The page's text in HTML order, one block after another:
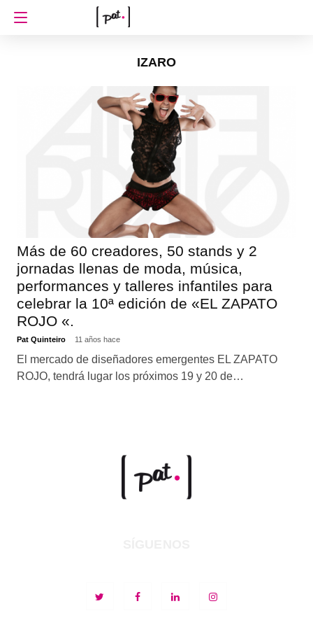
IZARO
Más de 60 creadores, 50 stands y 2
jornadas llenas de moda, música,
performances y talleres infantiles para
celebrar la 10ª edición de «EL ZAPATO
ROJO «.
Pat Quinteiro 11 años hace
El mercado de diseñadores emergentes EL ZAPATO
ROJO, tendrá lugar los próximos 19 y 20 de…